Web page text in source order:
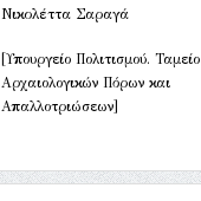
Νικολέττα Σαραγά
[Υπουργείο Πολιτισμού. Ταμείο
Αρχαιολογικών Πόρων και
Απαλλοτριώσεων]